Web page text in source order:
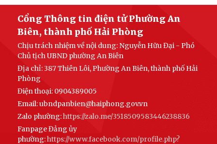
HƯỚNG MẠNH VỀ CƠ SỞ, LAN TỎA CHUYỂN ĐỔI SỐ...
PHƯỜNG AN BIÊN TỔ CHỨC RA MẮT 02 MÔ HÌNH CHUYỂN ĐỔI SỐ –
TẠO ĐỘT PHÁ TRONG NÂNG CAO HIỆU QUẢ CÔNG...
ĐẢNG UỶ PHƯỜNG AN BIÊN CHÚ TRỌNG BỒI DƯỠNG LÝ LUẬN CHÍNH
TRỊ CHO ĐỘI NGŨ GIÁO VIÊN NĂM 2026
PHƯỜNG AN BIÊN BƯỚC ĐẦU ĐẠT KẾT QUẢ TÍCH CỰC TRONG CÔNG
TÁC VẬN ĐỘNG HIẾN, TẶNG KỶ VẬT KHÁNG CHIẾN
UBND PHƯỜNG AN BIÊN BAN HÀNH KẾ HOẠCH TRIỂN KHAI KHÁM SỨC
KHỎE ĐỊNH KỲ HOẶC KHÁM SÀNG LỌC MIỄN PHÍ...
LIÊN KẾT WEB SITE
THỐNG KÊ TRUY CẬP
Đang online: 20 Hôm nay:
1,723
Trong tuần:
45,460